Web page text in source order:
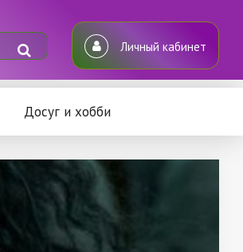
Личный кабинет
Досуг и хобби